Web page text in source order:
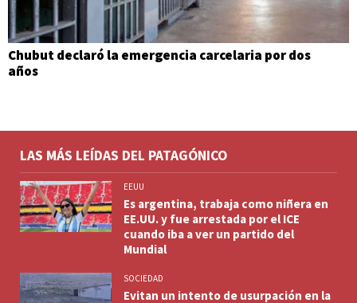
Chubut declaró la emergencia carcelaria por dos
años
LAS MÁS LEÍDAS DEL PATAGÓNICO
EEUU
Es argentina, trabaja como niñera en
EE.UU. y fue arrestada por el ICE
cuando iba a ver un partido del
Mundial
SOCIEDAD
Evitan un intento de usurpación en la